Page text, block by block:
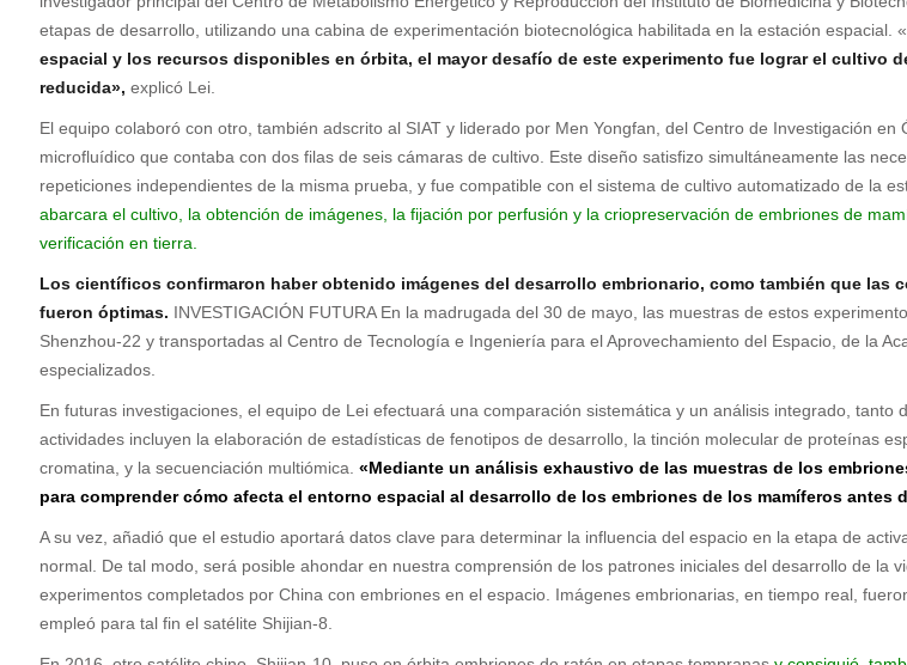
etapas de desarrollo, utilizando una cabina de experimentación biotecnológica habilitada en la estación espacial. «
espacial y los recursos disponibles en órbita, el mayor desafío de este experimento fue lograr el cultivo
reducida», explicó Lei.
El equipo colaboró con otro, también adscrito al SIAT y liderado por Men Yongfan, del Centro de Investigación
microfluídico que contaba con dos filas de seis cámaras de cultivo. Este diseño satisfizo simultáneamente las
repeticiones independientes de la misma prueba, y fue compatible con el sistema de cultivo automatizado de la
abarcara el cultivo, la obtención de imágenes, la fijación por perfusión y la criopreservación de embriones de
verificación en tierra.
Los científicos confirmaron haber obtenido imágenes del desarrollo embrionario, como también que
fueron óptimas. INVESTIGACIÓN FUTURA En la madrugada del 30 de mayo, las muestras de estos
Shenzhou-22 y transportadas al Centro de Tecnología e Ingeniería para el Aprovechamiento del Espacio, de la
especializados.
En futuras investigaciones, el equipo de Lei efectuará una comparación sistemática y un análisis integrado,
actividades incluyen la elaboración de estadísticas de fenotipos de desarrollo, la tinción molecular de proteínas
cromatina, y la secuenciación multiómica. «Mediante un análisis exhaustivo de las muestras de los
para comprender cómo afecta el entorno espacial al desarrollo de los embriones de los mamíferos antes
A su vez, añadió que el estudio aportará datos clave para determinar la influencia del espacio en la etapa de
normal. De tal modo, será posible ahondar en nuestra comprensión de los patrones iniciales del desarrollo de
experimentos completados por China con embriones en el espacio. Imágenes embrionarias, en tiempo real,
empleó para tal fin el satélite Shijian-8.